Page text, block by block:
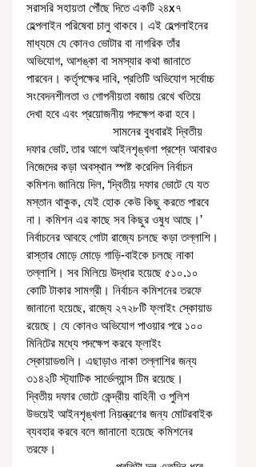
সরাসরি সহায়তা পৌঁছে দিতে একটি ২৪x৭
হেল্পলাইন পরিষেবা চালু থাকবে। এই হেল্পলাইনের
মাধ্যমে যে কোনও ভোটার বা নাগরিক তাঁর
অভিযোগ, আশঙ্কা বা সমস্যার কথা জানাতে
পারবেন। কর্তৃপক্ষের দাবি, প্রতিটি অভিযোগ সর্বোচ্চ
সংবেদনশীলতা ও গোপনীয়তা বজায় রেখে খতিয়ে
দেখা হবে এবং প্রয়োজনীয় পদক্ষেপ করা হবে।
দফার ভোট. তার আগে আইনশৃঙ্খলা প্রশ্নে আবারও
নিজেদের কড়া অবস্থান স্পষ্ট করেদিল নির্বাচন
কমিশন৷ জানিয়ে দিল, ‘দ্বিতীয় দফার ভোটে যে যত
মস্তান থাকুক, যেই হোক কেউ কিছু করতে পারবে
না। কমিশন এর কাছে সব কিছুর ওষুধ আছে।’
নির্বাচনের আবহে গোটা রাজ্যে চলছে কড়া তল্লাশি।
রাস্তার মোড়ে মোড়ে গাড়ি-বাইকে চলছে নাকা
তল্লাশি। সব মিলিয়ে উদ্ধার হয়েছে ৫১০.১০
কোটি টাকার সামগ্রী। নির্বাচন কমিশনের তরফে
জানানো হয়েছে, রাজ্যে ২৭২৮টি ফ্লাইং স্কোয়াড
রয়েছে। যে কোনও অভিযোগ পাওয়ার পরে ১০০
মিনিটের মধ্যে পদক্ষেপ করবে ফ্লাইং
স্কোয়াডগুলি। এছাড়াও নাকা তল্লাশির জন্য
৩১৪২টি স্ট্যাটিক সার্ভেল্যান্স টিম রয়েছে।
দ্বিতীয় দফার ভোটে কেন্দ্রীয় বাহিনী ও পুলিশ
উভয়েই আইনশৃঙ্খলা নিয়ন্ত্রণের জন্য মোটরবাইক
ব্যবহার করবে বলে জানানো হয়েছে কমিশনের
তরফে।